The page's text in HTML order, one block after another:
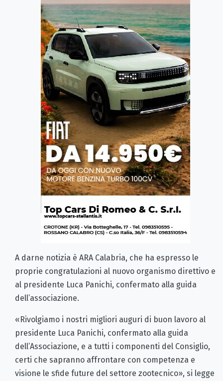
A darne notizia è ARA Calabria, che ha espresso le
proprie congratulazioni al nuovo organismo direttivo e
al presidente Luca Panichi, confermato alla guida
dell’associazione.
«Rivolgiamo i nostri migliori auguri di buon lavoro al
presidente Luca Panichi, confermato alla guida
dell’Associazione, e a tutti i componenti del Consiglio,
certi che sapranno affrontare con competenza e
visione le sfide future del settore zootecnico», si legge